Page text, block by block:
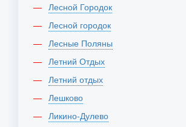
Лесной Городок
Лесной городок
Лесные Поляны
Летний Отдых
Летний отдых
Лешково
Ликино-Дулево